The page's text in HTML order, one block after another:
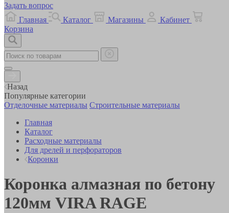
Задать вопрос
Главная
Каталог Магазины
Кабинет
Корзина
Назад
Популярные категории
Отделочные материалы Строительные материалы
Главная
Каталог
Расходные материалы
Для дрелей и перфораторов
Коронки
Коронка алмазная по бетону
120мм VIRA RAGE